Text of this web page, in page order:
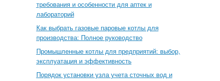
требования и особенности для аптек и
лабораторий
Как выбрать газовые паровые котлы для
производства: Полное руководство
Промышленные котлы для предприятий: выбор,
эксплуатация и эффективность
Порядок установки узла учета сточных вод и